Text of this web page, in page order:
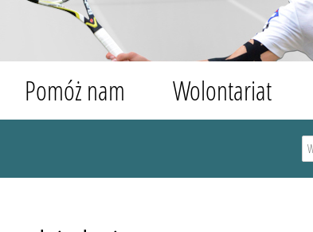
Pomóż nam Wolontariat